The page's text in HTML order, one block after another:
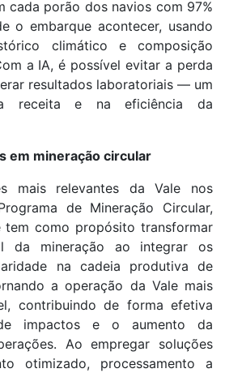
cada porão dos navios com 97%
o embarque acontecer, usando
climático e composição
a IA, é possível evitar a perda
resultados laboratoriais — um
receita e na eficiência da
em mineração circular
mais relevantes da Vale nos
de Mineração Circular,
tem como propósito transformar
da mineração ao integrar os
na cadeia produtiva de
a operação da Vale mais
contribuindo de forma efetiva
impactos e o aumento da
Ao empregar soluções
otimizado, processamento a